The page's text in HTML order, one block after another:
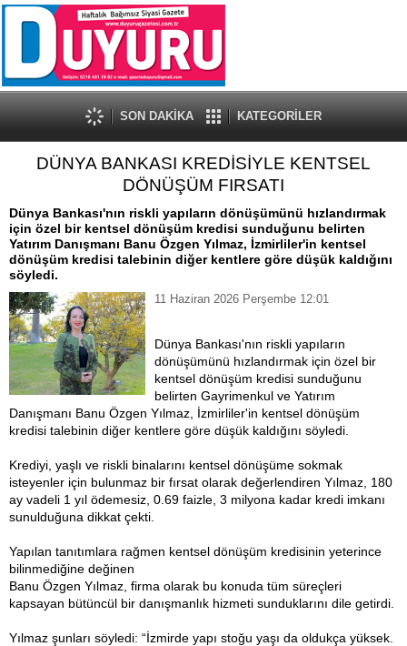
SON DAKİKA KATEGORİLER
DÜNYA BANKASI KREDİSİYLE KENTSEL
DÖNÜŞÜM FIRSATI
Dünya Bankası'nın riskli yapıların dönüşümünü hızlandırmak
için özel bir kentsel dönüşüm kredisi sunduğunu belirten
Yatırım Danışmanı Banu Özgen Yılmaz, İzmirliler'in kentsel
dönüşüm kredisi talebinin diğer kentlere göre düşük kaldığını
söyledi.
11 Haziran 2026 Perşembe 12:01
Dünya Bankası'nın riskli yapıların
dönüşümünü hızlandırmak için özel bir
kentsel dönüşüm kredisi sunduğunu
belirten Gayrimenkul ve Yatırım
Danışmanı Banu Özgen Yılmaz, İzmirliler'in kentsel dönüşüm
kredisi talebinin diğer kentlere göre düşük kaldığını söyledi.
Krediyi, yaşlı ve riskli binalarını kentsel dönüşüme sokmak
isteyenler için bulunmaz bir fırsat olarak değerlendiren Yılmaz, 180
ay vadeli 1 yıl ödemesiz, 0.69 faizle, 3 milyona kadar kredi imkanı
sunulduğuna dikkat çekti.
Yapılan tanıtımlara rağmen kentsel dönüşüm kredisinin yeterince
bilinmediğine değinen
Banu Özgen Yılmaz, firma olarak bu konuda tüm süreçleri
kapsayan bütüncül bir danışmanlık hizmeti sunduklarını dile getirdi.
Yılmaz şunları söyledi: “İzmirde yapı stoğu yaşı da oldukça yüksek.